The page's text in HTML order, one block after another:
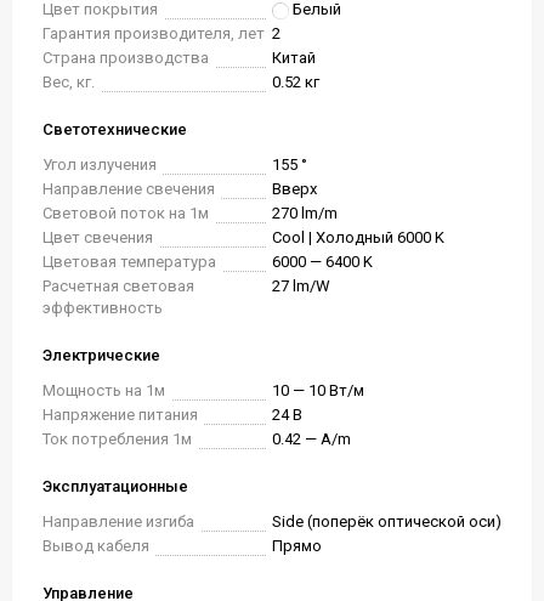
Цвет покрытия
Белый
Гарантия производителя, лет 2
Страна производства
Китай
Вес, кг.
0.52 кг
Светотехнические
Угол излучения
155 °
Направление свечения
Вверх
Световой поток на 1м
270 lm/m
Цвет свечения
Cool | Холодный 6000 K
Цветовая температура
6000 — 6400 K
Расчетная световая
эффективность
27 lm/W
Электрические
Мощность на 1м
10 — 10 Вт/м
Напряжение питания
24 В
Ток потребления 1м
0.42 — A/m
Эксплуатационные
Направление изгиба
Side (поперёк оптической оси)
Вывод кабеля
Прямо
Управление